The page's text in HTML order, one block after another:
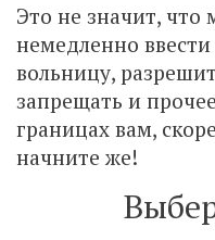
Это не значит, что
немедленно
вольницу,
запрещать и
границах вам,
начните же!